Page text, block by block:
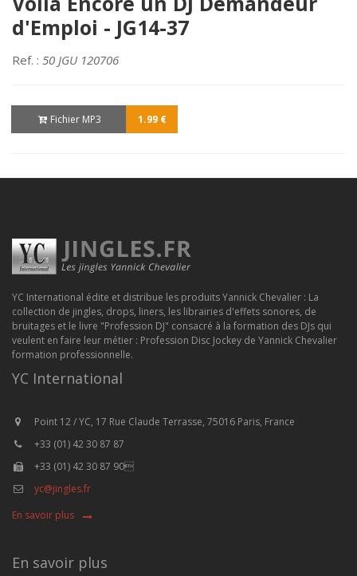
d'Emploi - JG14-37
Ref. : 50 JGU 120706
Fichier MP3 1.99 €
YC International édite et distribue les produits Yannick Chevalier : La
collection de jingles, drops, liners, les librairies d'effets sonores, de
bruitages et le livre "Profession DJ" consacré à la formation des DJs qui
veulent en faire leur métier : Profession Disc Jockey de Yannick Chevalier
formation professionnelle.
YC International
Point 12 / YC, 17 Rue Claude Terrasse, 75016 Paris, France
+33 (01) 42 30 87 87
+33 (01) 42 30 87 90
yc@jingles.fr
En savoir plus
En savoir plus